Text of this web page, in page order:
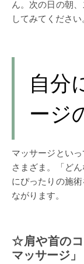
ん。次の日の朝
してみてください。
自分
ージ
マッサージとい
さまざま。「ど
にぴったりの施
ながります。
☆肩や首の
マッサージ」